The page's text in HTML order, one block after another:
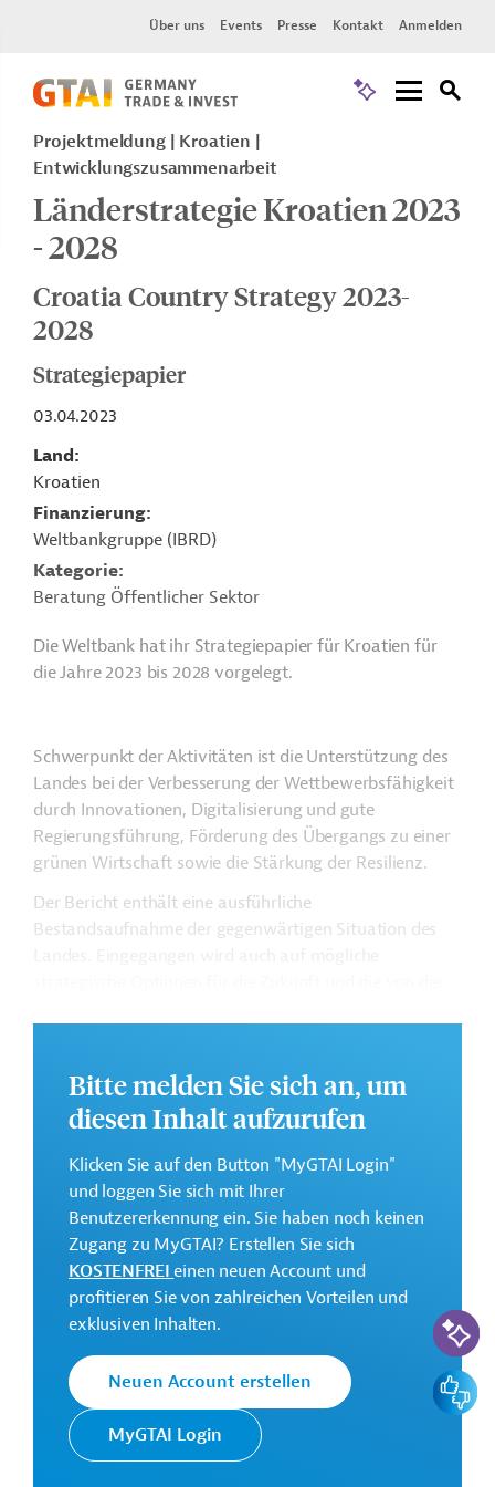
Über uns Events Presse Kontakt Anmelden
Projektmeldung
Kroatien
Entwicklungszusammenarbeit
Länderstrategie Kroatien 2023
- 2028
Croatia Country Strategy 2023-
2028
Strategiepapier
03.04.2023
Land
Kroatien
Finanzierung
Weltbankgruppe (IBRD)
Kategorie
Beratung Öffentlicher Sektor
Die Weltbank hat ihr Strategiepapier für Kroatien für
die Jahre 2023 bis 2028 vorgelegt.
Schwerpunkt der Aktivitäten ist die Unterstützung des
Landes bei der Verbesserung der Wettbewerbsfähigkeit
durch Innovationen, Digitalisierung und gute
Regierungsführung, Förderung des Übergangs zu einer
grünen Wirtschaft sowie die Stärkung der Resilienz.
Der Bericht enthält eine ausführliche
Bestandsaufnahme der gegenwärtigen Situation des
Das vollständige Strategiepapier steht zum Download
bereit.
Kontaktadresse
Weltbank
Die Weltbankgruppe ist eine der
weltweit größten multilateralen
Originaldokument:
Bitte melden Sie sich an, um
diesen Inhalt aufzurufen
Klicken Sie auf den Button "MyGTAI Login"
und loggen Sie sich mit Ihrer
Benutzererkennung ein. Sie haben noch keinen
Zugang zu MyGTAI? Erstellen Sie sich
KOSTENFREIeinen neuen Account und
profitieren Sie von zahlreichen Vorteilen und
exklusiven Inhalten.
Neuen Account erstellen
MyGTAI Login
KI-